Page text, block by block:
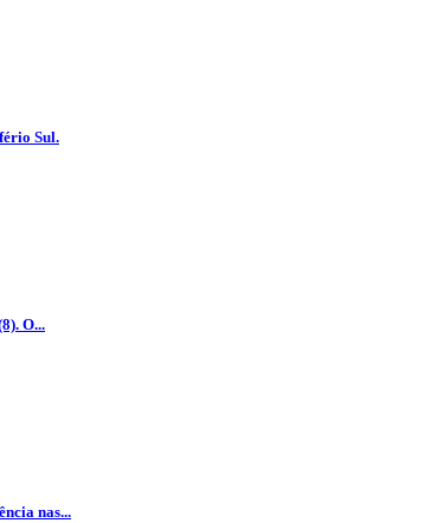
Sul.
O...
nas...